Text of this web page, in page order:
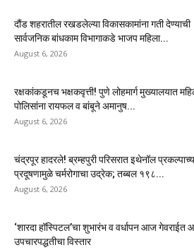
दौंड शहरातील रखडलेल्या विकासकामांना गती देण्याची
सार्वजनिक बांधकाम विभागाकडे भाजप महिला...
August 6, 2026
रक्षकांकडूनच भक्षकवृत्ती! पुणे लोहमार्ग मुख्यालयात
पोलिसांना रायफल व बांबूने अमानुष...
August 6, 2026
चंद्रपूर हादरले! ब्रम्हपुरी परिसरात इथेनॉल
प्रदूषणामुळे चर्मरोगाचा उद्रेक; तब्बल १९८...
August 6, 2026
‘शारदा हॉस्पिटल’चा शुभारंभ व वर्धापन आज गेवराईत
उपचारपद्धतीचा विस्तार